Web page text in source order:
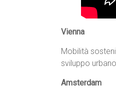
Vienna
Mobilità
sviluppo
Amsterdam